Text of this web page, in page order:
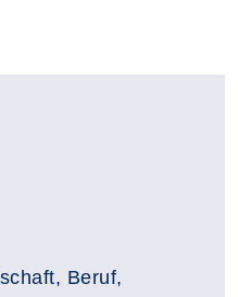
Beruf,